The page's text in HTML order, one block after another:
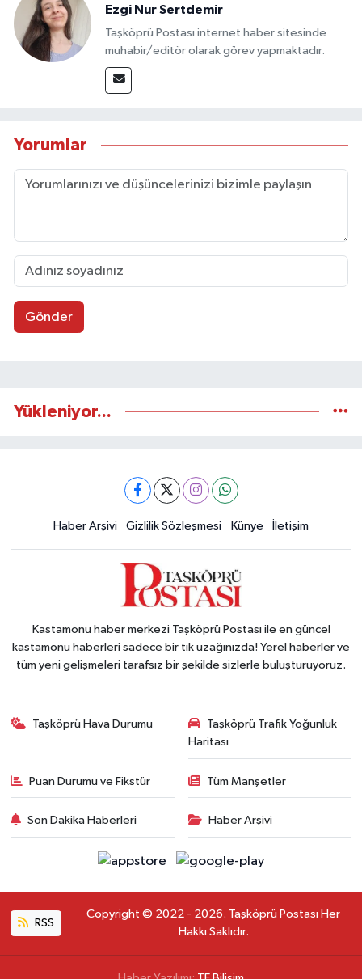
Ezgi Nur Sertdemir
Taşköprü Postası internet haber sitesinde
muhabir/editör olarak görev yapmaktadır.
Yorumlar
Gönder
Yükleniyor...
Haber Arşivi Gizlilik Sözleşmesi Künye İletişim
Kastamonu haber merkezi Taşköprü Postası ile en güncel
kastamonu haberleri sadece bir tık uzağınızda! Yerel haberler ve
tüm yeni gelişmeleri tarafsız bir şekilde sizlerle buluşturuyoruz.
Taşköprü Hava Durumu
Taşköprü Trafik Yoğunluk
Haritası
Puan Durumu ve Fikstür Tüm Manşetler
Son Dakika Haberleri Haber Arşivi
RSS
Copyright © 2022 - 2026. Taşköprü Postası Her
Hakkı Saklıdır.